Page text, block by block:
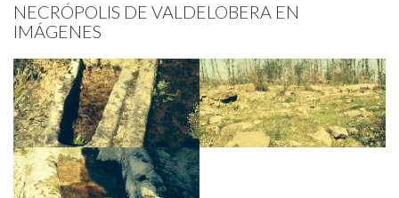
NECRÓPOLIS DE VALDELOBERA EN
IMÁGENES